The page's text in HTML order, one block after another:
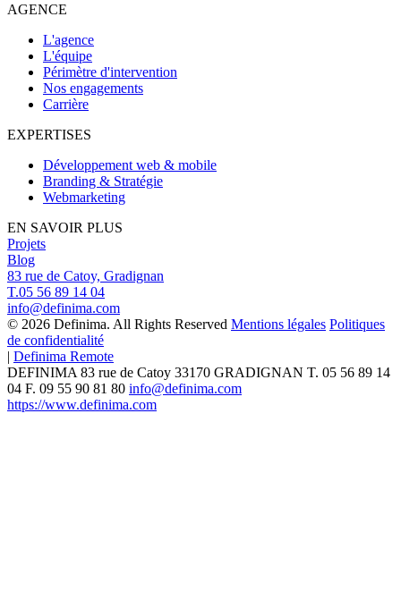
AGENCE
L'agence
L'équipe
Périmètre d'intervention
Nos engagements
Carrière
EXPERTISES
Développement web & mobile
Branding & Stratégie
Webmarketing
EN SAVOIR PLUS
Projets
Blog
83 rue de Catoy, Gradignan
T.05 56 89 14 04
info@definima.com
© 2026 Definima. All Rights Reserved Mentions légales Politiques
de confidentialité
| Definima Remote
DEFINIMA 83 rue de Catoy 33170 GRADIGNAN T. 05 56 89 14
04 F. 09 55 90 81 80 info@definima.com
https://www.definima.com